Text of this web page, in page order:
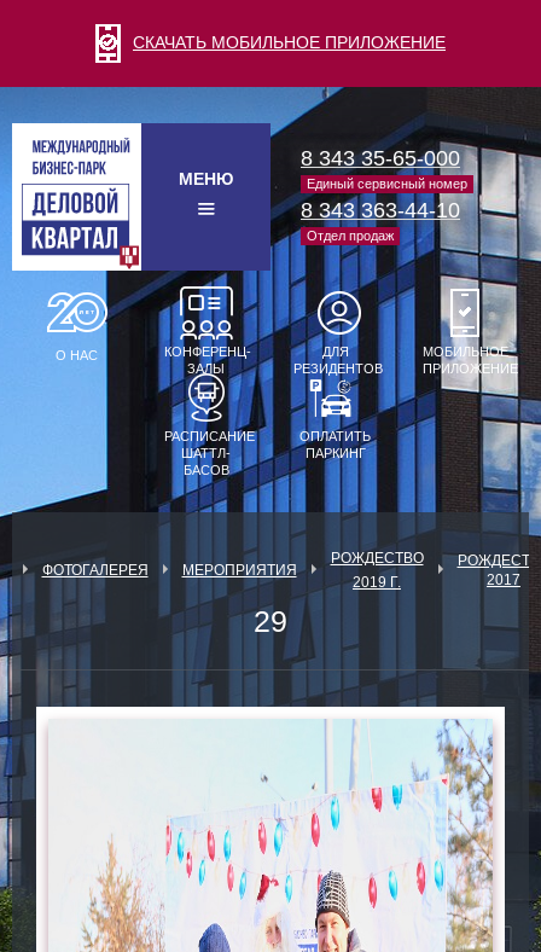
СКАЧАТЬ МОБИЛЬНОЕ ПРИЛОЖЕНИЕ
МЕНЮ
8 343 35-65-000
Единый сервисный номер
8 343 363-44-10
Отдел продаж
О НАС
КОНФЕРЕНЦ-
ЗАЛЫ
ДЛЯ
РЕЗИДЕНТОВ
МОБИЛЬНОЕ
ПРИЛОЖЕНИЕ
РАСПИСАНИЕ
ШАТТЛ-
БАСОВ
ОПЛАТИТЬ
ПАРКИНГ
ФОТОГАЛЕРЕЯ МЕРОПРИЯТИЯ
РОЖДЕСТВО
2019 Г.
2017
29